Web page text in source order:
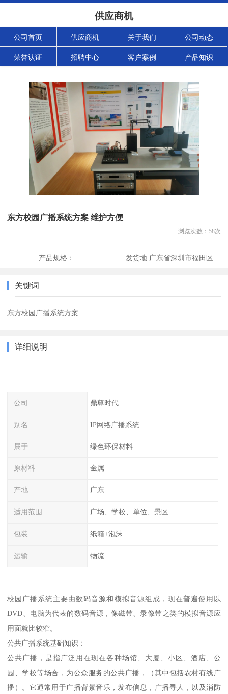
供应商机
公司首页 供应商机 关于我们 公司动态
荣誉认证 招聘中心 客户案例 产品知识
东方校园广播系统方案 维护方便
浏览次数： 58次
产品规格： 发货地:广东省深圳市福田区
关键词
东方校园广播系统方案
详细说明
公司 鼎尊时代
别名 IP网络广播系统
属于 绿色环保材料
原材料 金属
产地 广东
适用范围 广场、学校、单位、景区
包装 纸箱+泡沫
运输 物流
校园广播系统主要由数码音源和模拟音源组成，现在普遍使用以
DVD、电脑为代表的数码音源，像磁带、录像带之类的模拟音源应
用面就比较窄。
公共广播系统基础知识：
公共广播，是指广泛用在现在各种场馆、大厦、小区、酒店、公
园、学校等场合，为公众服务的公共广播，（其中包括农村有线广
播）。它通常用于广播背景音乐，发布信息，广播寻人，以及消防